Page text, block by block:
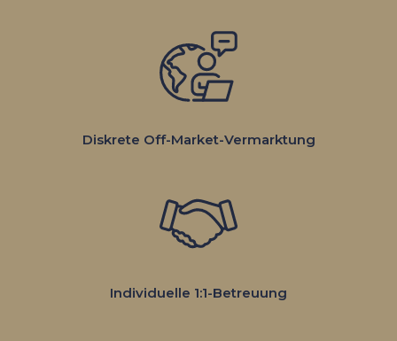
Diskrete Off-Market-Vermarktung
Individuelle 1:1-Betreuung